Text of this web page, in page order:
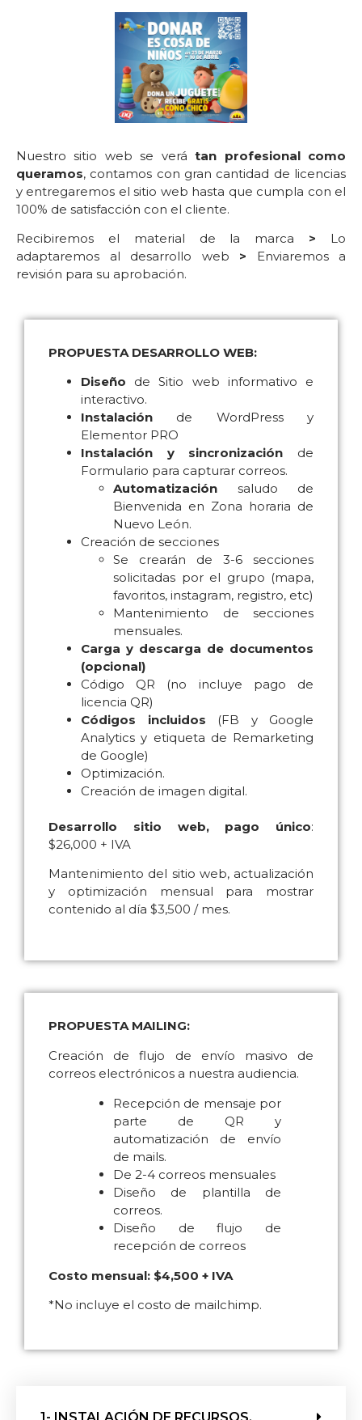
Nuestro sitio web se verátan profesional como
queramos, contamos con gran cantidad de licencias
y entregaremos el sitio web hasta que cumpla con el
Recibiremos el material de la marca>Lo
adaptaremos al desarrollo web
Diseñode Sitio web informativo e
interactivo.
Instalaciónde WordPress y
Elementor PRO
Instalación y sincronizaciónde
Formulario para capturar correos.
Automatizaciónsaludo de
Bienvenida en Zona horaria de
Nuevo León.
Creación de secciones
Se crearán de 3-6 secciones
solicitadas por el grupo (mapa,
favoritos, instagram, registro, etc)
Mantenimiento de secciones
mensuales.
Carga y descarga de documentos
(opcional)
Código QR (no incluye pago de
licencia QR)
Códigos incluidos (FB y Google
Analytics y etiqueta de Remarketing
de Google)
Optimización.
Desarrollo sitio web, pago único
Mantenimiento del sitio web, actualización
y optimización mensual para mostrar
Creación de flujo de envío masivo de
Recepción de mensaje por
parte de QR y
automatización de envío
de mails.
De 2-4 correos mensuales
Diseño de plantilla de
correos.
Diseño de flujo de